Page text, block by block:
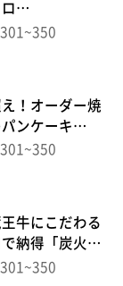
preparer」
め】
！オーダー焼
ンケーキ
宮城野区元
牛にこだわる
納得「炭火焼
太白区西中